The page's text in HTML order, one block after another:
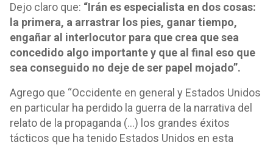
Dejo claro que: “Irán es especialista en dos cosas:
la primera, a arrastrar los pies, ganar tiempo,
engañar al interlocutor para que crea que sea
concedido algo importante y que al final eso que
sea conseguido no deje de ser papel mojado”.
Agrego que “Occidente en general y Estados Unidos
en particular ha perdido la guerra de la narrativa del
relato de la propaganda (…) los grandes éxitos
tácticos que ha tenido Estados Unidos en esta